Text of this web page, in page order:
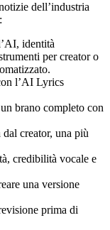
dell’industria
identità
per creator o
l’AI Lyrics
brano completo con
creator, una più
credibilità vocale e
una versione
prima di